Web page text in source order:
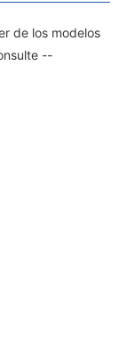
de los modelos
--